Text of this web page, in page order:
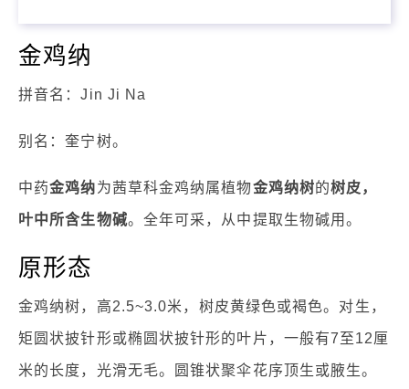
金鸡纳
拼音名：Jin Ji Na
别名：奎宁树。
中药金鸡纳为茜草科金鸡纳属植物金鸡纳树的树皮，
叶中所含生物碱。全年可采，从中提取生物碱用。
原形态
金鸡纳树，高2.5~3.0米，树皮黄绿色或褐色。对生，
矩圆状披针形或椭圆状披针形的叶片，一般有7至12厘
米的长度，光滑无毛。圆锥状聚伞花序顶生或腋生。